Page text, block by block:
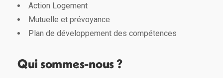
Action Logement
Mutuelle et prévoyance
Plan de développement des compétences
Qui sommes-nous ?